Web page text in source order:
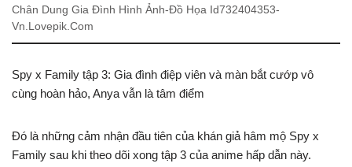
Chân Dung Gia Đình Hình Ảnh-Đồ Họa Id732404353-
Vn.Lovepik.Com
Spy x Family tập 3: Gia đình điệp viên và màn bắt cướp vô
cùng hoàn hảo, Anya vẫn là tâm điểm
Đó là những cảm nhận đầu tiên của khán giả hâm mộ Spy x
Family sau khi theo dõi xong tập 3 của anime hấp dẫn này.